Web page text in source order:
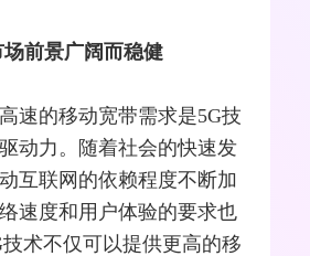
前景广阔而稳健
速的移动宽带需求是5G技
动力。随着社会的快速发
互联网的依赖程度不断加
速度和用户体验的要求也
术不仅可以提供更高的移